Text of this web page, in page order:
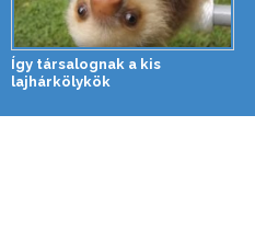
Így társalognak a kis
lajhárkölykök